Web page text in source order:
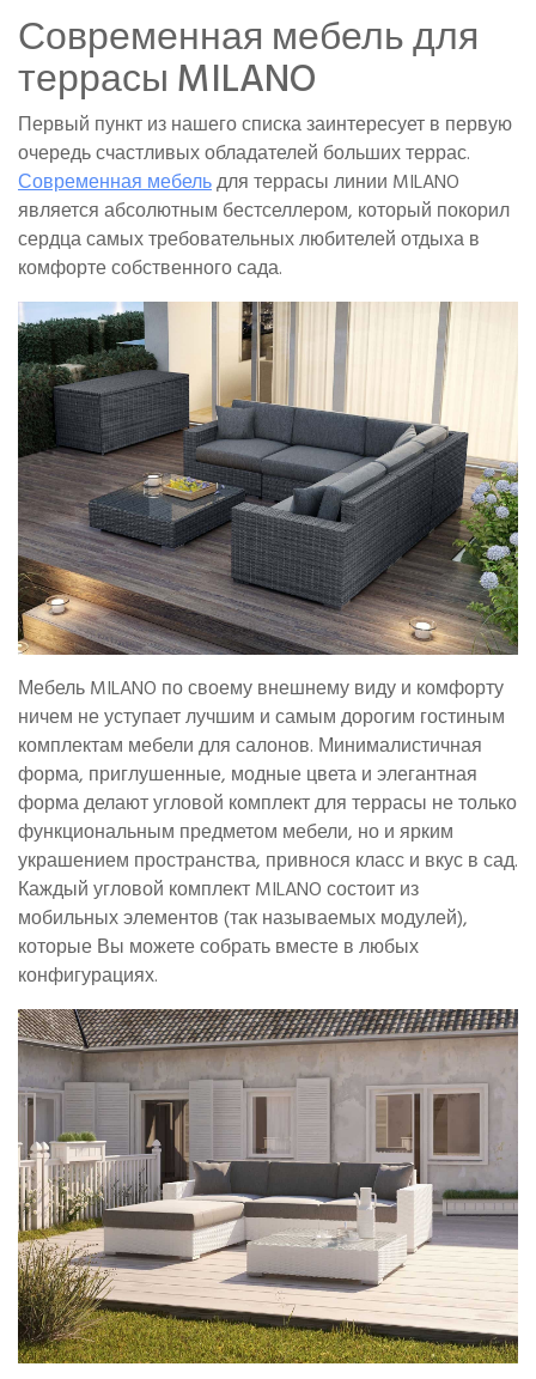
Современная мебель для
террасы MILANO
Первый пункт из нашего списка заинтересует в первую
очередь счастливых обладателей больших террас.
Современная мебельдля террасы линии MILANO
является абсолютным бестселлером, который покорил
сердца самых требовательных любителей отдыха в
комфорте собственного сада.
Мебель MILANO по своему внешнему виду и комфорту
ничем не уступает лучшим и самым дорогим гостиным
комплектам мебели для салонов. Минималистичная
форма, приглушенные, модные цвета и элегантная
форма делают угловой комплект для террасы не только
функциональным предметом мебели, но и ярким
украшением пространства, привнося класс и вкус в сад.
Каждый угловой комплект MILANO состоит из
мобильных элементов (так называемых модулей),
которые Вы можете собрать вместе в любых
конфигурациях.